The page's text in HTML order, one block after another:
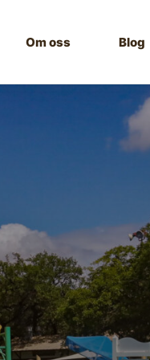
Om oss Blog